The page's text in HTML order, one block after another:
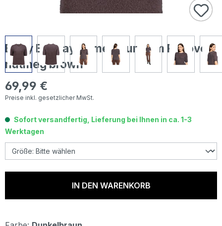
Betty Barclay Damen Kurzarm Pullover
nutmeg brown
Regulärer Preis:
69,99 €
Preise inkl. gesetzlicher MwSt.
Sofort versandfertig, Lieferung bei Ihnen in ca. 1-3
Werktagen
IN DEN WARENKORB